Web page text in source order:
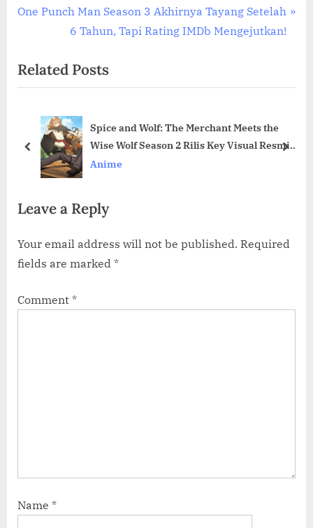
v
u
s
s
N
t
P
One Punch Man Season 3 Akhirnya Tayang Setelah
6 Tahun, Tapi Rating IMDb Mengejutkan!
Related Posts
Spice and Wolf: The Merchant Meets the
Wise Wolf Season 2 Rilis Key Visual Resmi
Terbaru!
Anime
prev next
Leave a Reply
Your email address will not be published. Required
fields are marked *
Comment *
Name *